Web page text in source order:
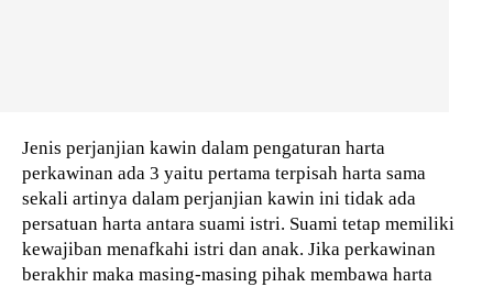
Jenis perjanjian kawin dalam pengaturan harta
perkawinan ada 3 yaitu pertama terpisah harta sama
sekali artinya dalam perjanjian kawin ini tidak ada
persatuan harta antara suami istri. Suami tetap memiliki
kewajiban menafkahi istri dan anak. Jika perkawinan
berakhir maka masing-masing pihak membawa harta